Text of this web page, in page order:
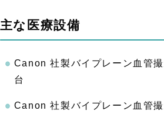
主な医療設備
Canon 社製バイプレーン血
台
Canon 社製バイプレーン血管